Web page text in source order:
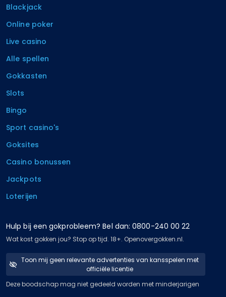
Blackjack
Online poker
Live casino
Alle spellen
Gokkasten
Slots
Bingo
Sport casino's
Goksites
Casino bonussen
Jackpots
Loterijen
Hulp bij een gokprobleem? Bel dan: 0800-240 00 22
Wat kost gokken jou? Stop op tijd. 18+. Openovergokken.nl.
Toon mij geen relevante advertenties van kansspelen met
officiële licentie
Deze boodschap mag niet gedeeld worden met minderjarigen